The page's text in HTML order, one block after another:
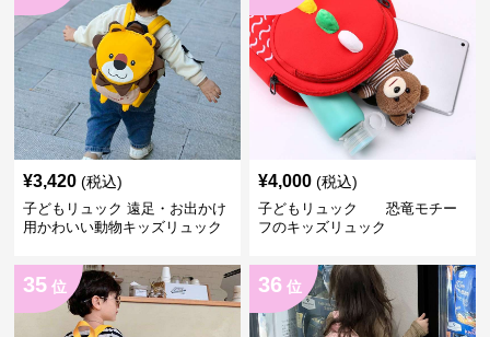
¥3,420 (税込)
子どもリュック 遠足・お出かけ
用かわいい動物キッズリュック
¥4,000 (税込)
子どもリュック 恐竜モチー
フのキッズリュック
35 位 36 位